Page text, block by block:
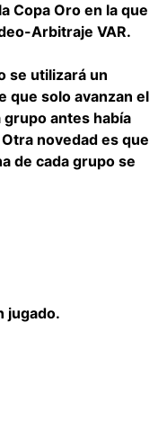
Copa Oro en la que
Arbitraje VAR.
se utilizará un
que solo avanzan el
antes había
novedad es que
de cada grupo se
jugado.